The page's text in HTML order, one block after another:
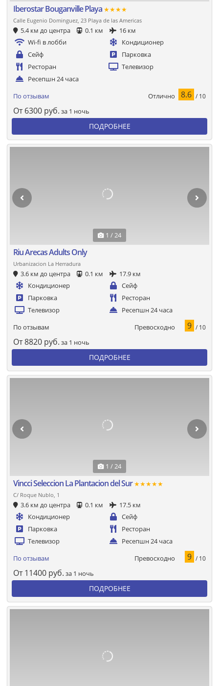
Iberostar Bouganville Playa ★★★★
Calle Eugenio Dominguez, 23 Playa de las Americas
5.4 км до центра 0.1 км
16 км
Wi-fi в лобби
Кондиционер
Сейф
Парковка
Ресторан
Телевизор
Ресепшн 24 часа
По отзывам Отлично 8.6 / 10
От 6300 руб. за 1 ночь
ПОДРОБНЕЕ
1 / 24
Riu Arecas Adults Only
Urbanizacion La Herradura
3.6 км до центра 0.1 км
17.9 км
Кондиционер
Сейф
Парковка
Ресторан
Телевизор
Ресепшн 24 часа
По отзывам Превосходно 9 / 10
От8820 руб. за 1 ночь
ПОДРОБНЕЕ
1 / 24
Vincci Seleccion La Plantacion del Sur★★★★★
C/ Roque Nublo, 1
3.6 км до центра 0.1 км
17.5 км
Кондиционер
Сейф
Парковка
Ресторан
Телевизор
Ресепшн 24 часа
По отзывам Превосходно 9 / 10
От 11400 руб. за 1 ночь
ПОДРОБНЕЕ